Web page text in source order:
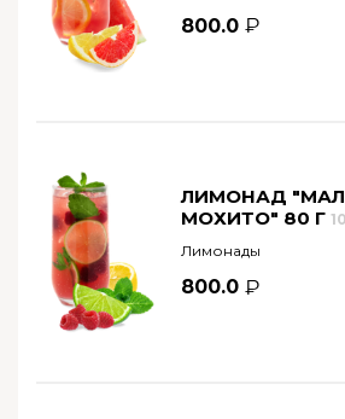
800.0
ЛИМОНАД
МОХИТО" 80 Г
Лимонады
800.0